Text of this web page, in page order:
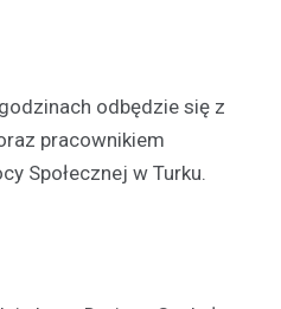
odbędzie się z
pracownikiem
Społecznej w Turku.